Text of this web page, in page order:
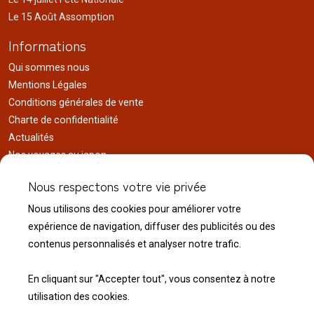
Le 15 Août Assomption
Informations
Qui sommes nous
Mentions Légales
Conditions générales de vente
Charte de confidentialité
Actualités
Nos voyages au japon
Liens utiles
Service client
Nous contacter
Modalité de retour
Nous respectons votre vie privée
Nous utilisons des cookies pour améliorer votre
expérience de navigation, diffuser des publicités ou des
contenus personnalisés et analyser notre trafic.
En cliquant sur "Accepter tout", vous consentez à notre
utilisation des cookies.